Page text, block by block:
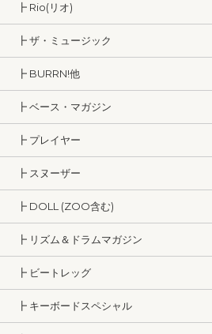
┣ Rio(リオ)
┣ ザ・ミュージック
┣ BURRN!他
┣ ベース・マガジン
┣ プレイヤー
┣ スヌーザー
┣ DOLL (ZOO含む)
┣ リズム＆ドラムマガジン
┣ ビートレッグ
┣ キーボードスペシャル